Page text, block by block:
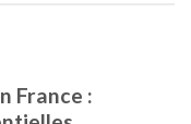
France :